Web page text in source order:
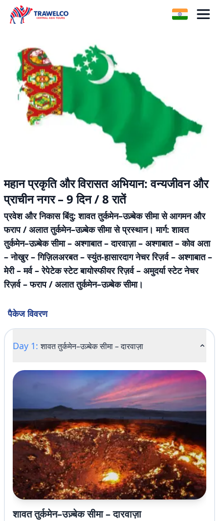
महान प्रकृति और विरासत अभियान: वन्यजीवन और
प्राचीन नगर – 9 दिन / 8 रातें
प्रवेश और निकास बिंदु: शावत तुर्कमेन–उज़्बेक सीमा से आगमन और
फराप / अलात तुर्कमेन–उज़्बेक सीमा से प्रस्थान। मार्ग: शावत
तुर्कमेन–उज़्बेक सीमा – अश्गाबात – दारवाज़ा – अश्गाबात – कोव अता
– नोखुर – गिज़िलअरबत – स्युंत-हासारदाग नेचर रिज़र्व – अश्गाबात –
मेरी – मर्व – रेपेटेक स्टेट बायोस्फीयर रिज़र्व – अमुदर्या स्टेट नेचर
रिज़र्व – फराप / अलात तुर्कमेन–उज़्बेक सीमा।
पैकेज विवरण
Day 1:शावत तुर्कमेन–उज़्बेक सीमा – दारवाज़ा
शावत तुर्कमेन–उज़्बेक सीमा – दारवाज़ा